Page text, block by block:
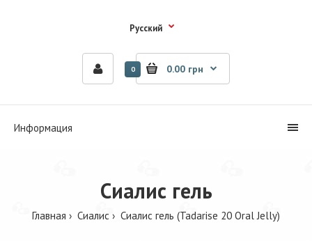
Русский
0 0.00 грн
Информация
Сиалис гель
Главная Сиалис Сиалис гель (Tadarise 20 Oral Jelly)